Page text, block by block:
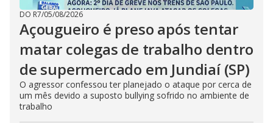
DO R7/05/08/2026
Açougueiro é preso após tentar
matar colegas de trabalho dentro
de supermercado em Jundiaí (SP)
O agressor confessou ter planejado o ataque por cerca de
um mês devido a suposto bullying sofrido no ambiente de
trabalho